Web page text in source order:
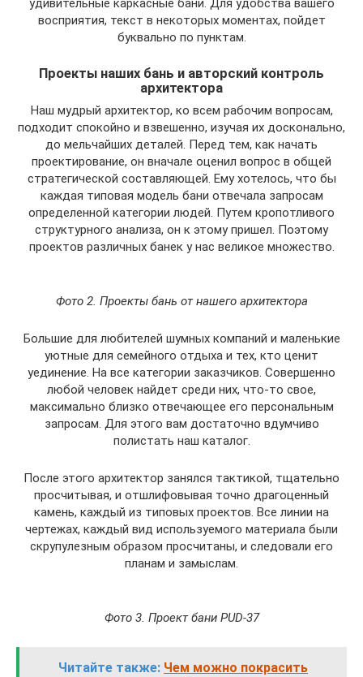
удивительные каркасные бани. Для удобства вашего
восприятия, текст в некоторых моментах, пойдет
буквально по пунктам.
Проекты наших бань и авторский контроль
архитектора
Наш мудрый архитектор, ко всем рабочим вопросам,
подходит спокойно и взвешенно, изучая их досконально,
до мельчайших деталей. Перед тем, как начать
проектирование, он вначале оценил вопрос в общей
стратегической составляющей. Ему хотелось, что бы
каждая типовая модель бани отвечала запросам
определенной категории людей. Путем кропотливого
структурного анализа, он к этому пришел. Поэтому
проектов различных банек у нас великое множество.
Фото 2. Проекты бань от нашего архитектора
Большие для любителей шумных компаний и маленькие
уютные для семейного отдыха и тех, кто ценит
уединение. На все категории заказчиков. Совершенно
любой человек найдет среди них, что-то свое,
максимально близко отвечающее его персональным
запросам. Для этого вам достаточно вдумчиво
полистать наш каталог.
После этого архитектор занялся тактикой, тщательно
просчитывая, и отшлифовывая точно драгоценный
камень, каждый из типовых проектов. Все линии на
чертежах, каждый вид используемого материала были
скрупулезным образом просчитаны, и следовали его
планам и замыслам.
Фото 3. Проект бани PUD-37
Читайте также: Чем можно покрасить